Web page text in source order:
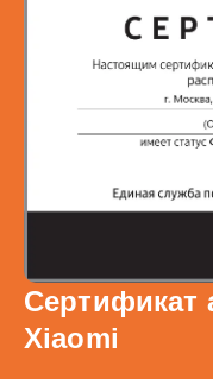
Сертификат
Xiaomi